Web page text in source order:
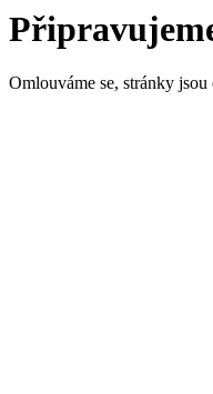
Omlouváme se, stránky jsou